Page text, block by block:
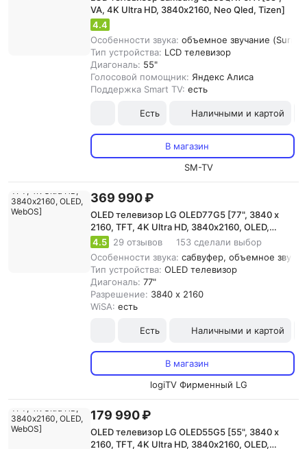
VA, 4K Ultra HD, 3840х2160, Neo Qled, Tizen]
4.4
Особенности звука: объемное звучание
Тип устройства: LCD телевизор
Диагональ: 55"
Голосовой помощник: Яндекс Алиса
Поддержка Smart TV: есть
Есть Наличными и картой
В магазин
SM-TV
369 990 ₽
OLED телевизор LG OLED77G5 [77", 3840 x
2160, TFT, 4K Ultra HD, 3840х2160, OLED,
WebOS]
4.5 29 отзывов
153 сделали выбор
Особенности звука: сабвуфер, объемное
Тип устройства: OLED телевизор
Диагональ: 77"
Разрешение: 3840 x 2160
WiSA: есть
Есть Наличными и картой
В магазин
logiTV Фирменный LG
179 990 ₽
OLED телевизор LG OLED55G5 [55", 3840 x
2160, TFT, 4K Ultra HD, 3840х2160, OLED,